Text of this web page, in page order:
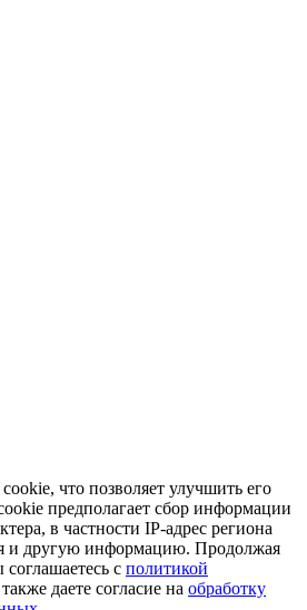
что позволяет улучшить его
предполагает сбор информации
в частности IP-адрес региона
и другую информацию. Продолжая
соглашаетесь с политикой
даете согласие на обработку